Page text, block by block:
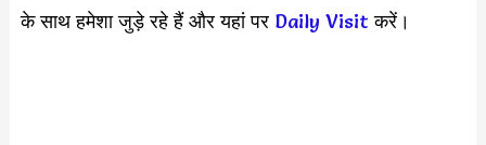
के साथ हमेशा जुड़े रहे हैं और यहां पर Daily Visit करें।